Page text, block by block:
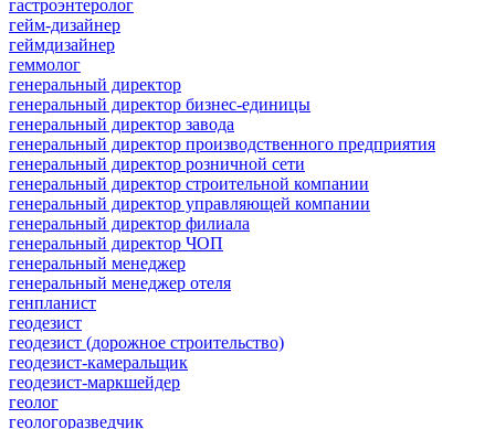
гастроэнтеролог
гейм-дизайнер
геймдизайнер
геммолог
генеральный директор
генеральный директор бизнес-единицы
генеральный директор завода
генеральный директор производственного предприятия
генеральный директор розничной сети
генеральный директор строительной компании
генеральный директор управляющей компании
генеральный директор филиала
генеральный директор ЧОП
генеральный менеджер
генеральный менеджер отеля
генпланист
геодезист
геодезист (дорожное строительство)
геодезист-камеральщик
геодезист-маркшейдер
геолог
геологоразведчик